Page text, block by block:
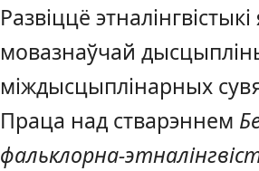
Развіццё
мовазнаўчай
міждысцыплінарных
Праца над стварэннем